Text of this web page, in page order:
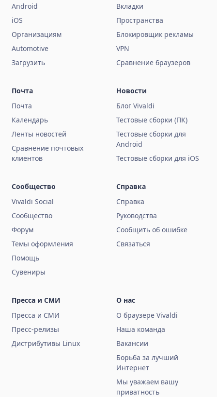
Android
iOS
Организациям
Automotive
Загрузить
Вкладки
Пространства
Блокировщик рекламы
VPN
Сравнение браузеров
Почта
Почта
Календарь
Ленты новостей
Сравнение почтовых
клиентов
Новости
Блог Vivaldi
Тестовые сборки (ПК)
Тестовые сборки для
Android
Тестовые сборки для iOS
Сообщество
Vivaldi Social
Сообщество
Форум
Темы оформления
Помощь
Сувениры
Справка
Справка
Руководства
Сообщить об ошибке
Связаться
Пресса и СМИ
Пресса и СМИ
Пресс-релизы
Дистрибутивы Linux
О нас
О браузере Vivaldi
Наша команда
Вакансии
Борьба за лучший
Интернет
Мы уважаем вашу
приватность